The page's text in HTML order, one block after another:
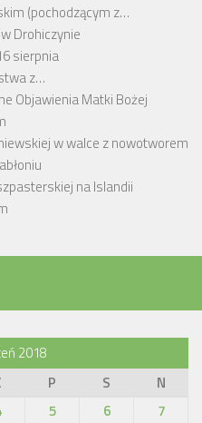
(pochodzącym z…
Drohiczynie
sierpnia
z…
Objawienia Matki Bożej
w walce z nowotworem
na Islandii
2018
P S
N
5 6
7